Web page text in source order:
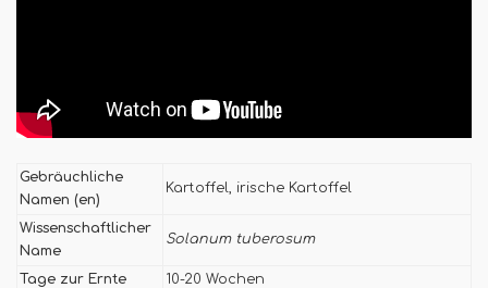
Gebräuchliche
Namen (en)
Kartoffel, irische Kartoffel
Wissenschaftlicher
Name
Solanum tuberosum
Tage zur Ernte
10-20 Wochen